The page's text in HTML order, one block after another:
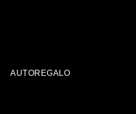
AUTOREGALO